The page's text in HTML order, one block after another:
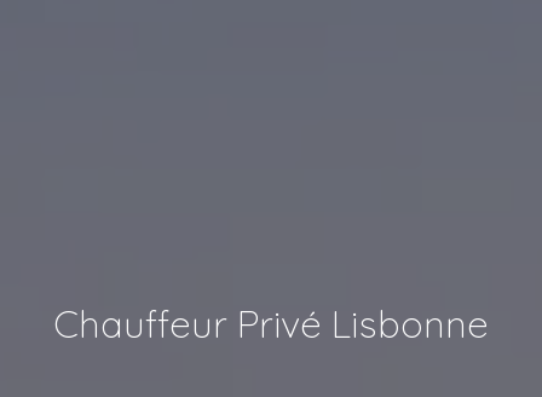
Chauffeur Privé Lisbonne